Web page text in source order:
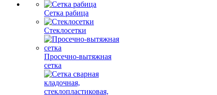
Сетка рабица
Стеклосетки
Просечно-вытяжная
сетка